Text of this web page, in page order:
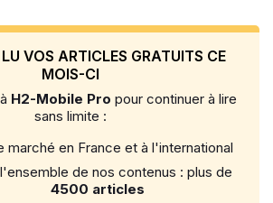
VOS ARTICLES GRATUITS CE
MOIS-CI
H2-Mobile Pro pour continuer à lire
sans limite :
marché en France et à l'international
de nos contenus : plus de
4500 articles